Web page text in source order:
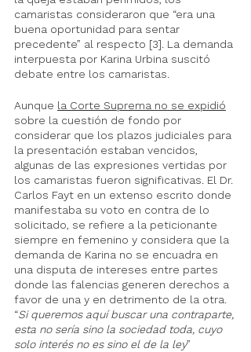
camaristas consideraron que “era una
buena oportunidad para sentar
precedente” al respecto [3]. La demanda
interpuesta por Karina Urbina suscitó
debate entre los camaristas.
Aunque la Corte Suprema no se expidió
sobre la cuestión de fondo por
considerar que los plazos judiciales para
la presentación estaban vencidos,
algunas de las expresiones vertidas por
los camaristas fueron significativas. El Dr.
Carlos Fayt en un extenso escrito donde
manifestaba su voto en contra de lo
solicitado, se refiere a la peticionante
siempre en femenino y considera que la
demanda de Karina no se encuadra en
una disputa de intereses entre partes
donde las falencias generen derechos a
favor de una y en detrimento de la otra.
“Si queremos aquí buscar una contraparte,
esta no sería sino la sociedad toda, cuyo
solo interés no es sino el de la ley”